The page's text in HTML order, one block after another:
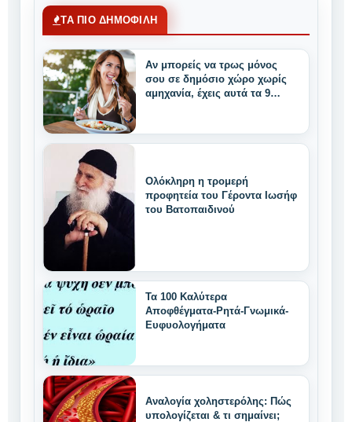
ΤΑ ΠΙΟ ΔΗΜΟΦΙΛΗ
Αν μπορείς να τρως μόνος
σου σε δημόσιο χώρο χωρίς
αμηχανία, έχεις αυτά τα 9
Ολόκληρη η τρομερή
προφητεία του Γέροντα Ιωσήφ
του Βατοπαιδινού
Τα 100 Καλύτερα
Αποφθέγματα-Ρητά-Γνωμικά-
Ευφυολογήματα
Αναλογία χοληστερόλης: Πώς
υπολογίζεται & τι σημαίνει;